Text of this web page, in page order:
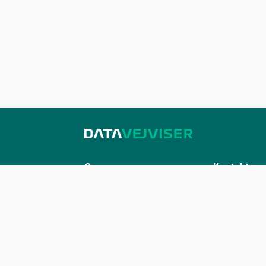
Om os Kontakt